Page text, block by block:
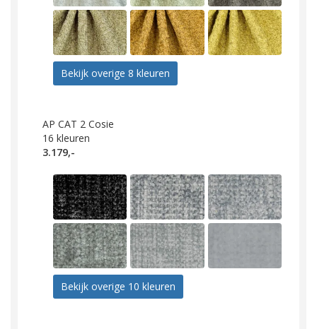
Bekijk overige 8 kleuren
AP CAT 2 Cosie
16 kleuren
3.179,-
Bekijk overige 10 kleuren